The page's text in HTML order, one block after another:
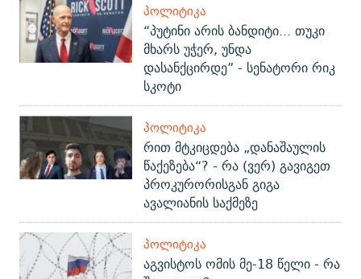
ᲞᲝᲚᲘᲢᲘᲙᲐ
“პუტინი არის ბანდიტი... თუკი
მხარს უჭერ, უნდა
დასანქცირდე” - სენატორი რიკ
სკოტი
ᲞᲝᲚᲘᲢᲘᲙᲐ
რით მტკიცდება „დანაშაულის
წაქეზება“? - რა (ვერ) გავიგეთ
პროკურორისგან გიგა
ავალიანის საქმეზე
ᲞᲝᲚᲘᲢᲘᲙᲐ
აგვისტოს ომის მე-18 წელი - რა